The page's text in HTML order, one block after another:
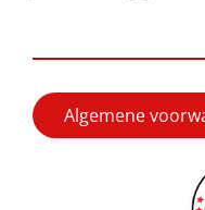
Algemene